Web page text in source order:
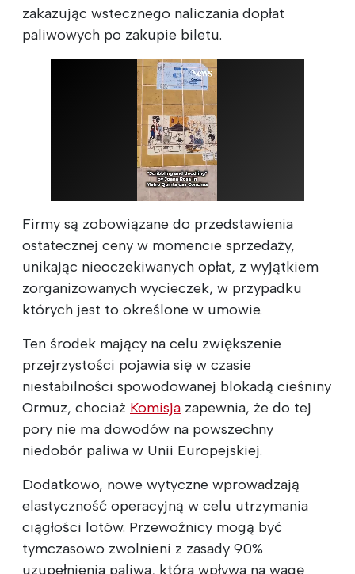
zakazując wstecznego naliczania dopłat
paliwowych po zakupie biletu.
Firmy są zobowiązane do przedstawienia
ostatecznej ceny w momencie sprzedaży,
unikając nieoczekiwanych opłat, z wyjątkiem
zorganizowanych wycieczek, w przypadku
których jest to określone w umowie.
Ten środek mający na celu zwiększenie
przejrzystości pojawia się w czasie
niestabilności spowodowanej blokadą cieśniny
Ormuz, chociaż Komisja zapewnia, że do tej
pory nie ma dowodów na powszechny
niedobór paliwa w Unii Europejskiej.
Dodatkowo, nowe wytyczne wprowadzają
elastyczność operacyjną w celu utrzymania
ciągłości lotów. Przewoźnicy mogą być
tymczasowo zwolnieni z zasady 90%
uzupełnienia paliwa, która wpływa na wagę